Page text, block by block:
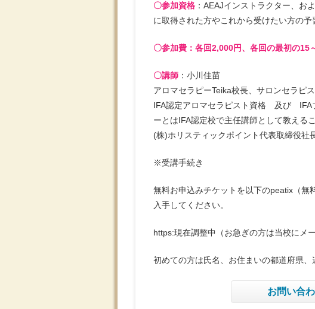
〇参加資格 ：AEAJインストラクター、お
に取得された方やこれから受けたい方の
〇参加費：各回2,000円、各回の最初の15
〇講師 ：小川佳苗
アロマセラピーTeika校長、サロンセラピス
IFA認定アロマセラピスト資格 及び IFA
ーとはIFA認定校で主任講師として教える
(株)ホリスティックポイント代表取締役社
※受講手続き
無料お申込みチケットを以下のpeatix（
入手してください。
https:現在調整中（お急ぎの方は当校にメ
初めての方は氏名、お住まいの都道府県、
お問い合